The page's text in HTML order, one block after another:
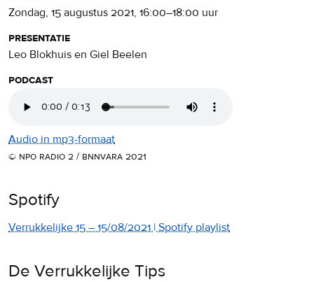
zondag, 15 augustus 2021, 16:00–18:00 uur
presentatie
Leo Blokhuis en Giel Beelen
podcast
Audio in mp3-formaat
© npo radio 2 / bnnvara 2021
Spotify
Verrukkelijke 15 – 15/08/2021 | Spotify playlist
De Verrukkelijke Tips